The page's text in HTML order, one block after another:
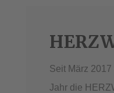
Seit März
Jahr die